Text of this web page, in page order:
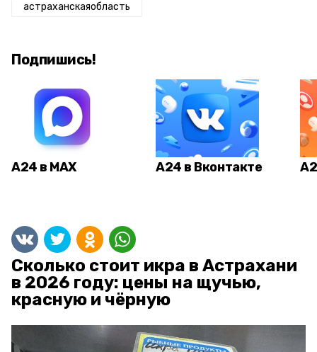
астраханскаяобласть
Подпишись!
А24 в MAX А24 в Вконтакте
Сколько стоит икра в Астрахани
в 2026 году: цены на щучью,
красную и чёрную